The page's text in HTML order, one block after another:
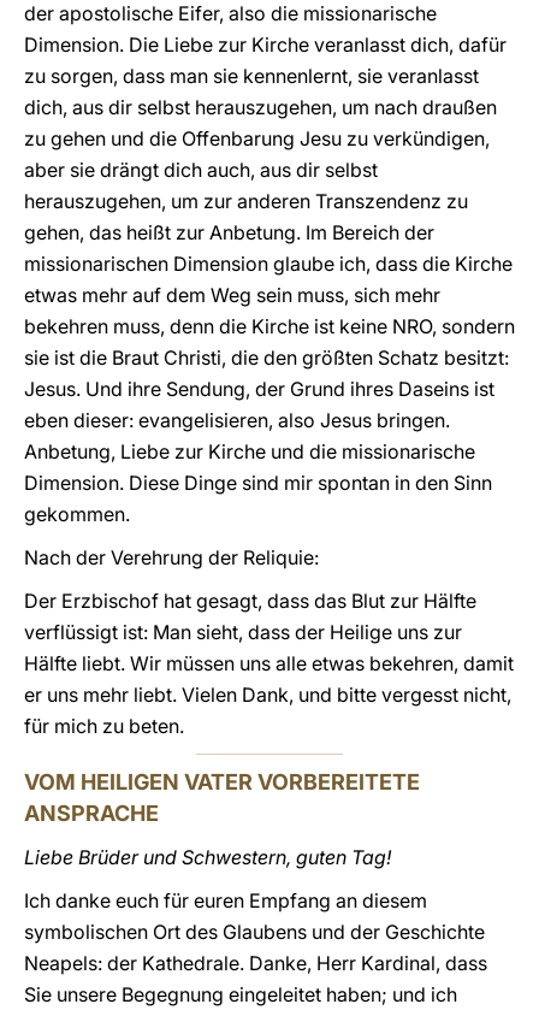
der apostolische Eifer, also die missionarische
Dimension. Die Liebe zur Kirche veranlasst dich, dafür
zu sorgen, dass man sie kennenlernt, sie veranlasst
dich, aus dir selbst herauszugehen, um nach draußen
zu gehen und die Offenbarung Jesu zu verkündigen,
aber sie drängt dich auch, aus dir selbst
herauszugehen, um zur anderen Transzendenz zu
gehen, das heißt zur Anbetung. Im Bereich der
missionarischen Dimension glaube ich, dass die Kirche
etwas mehr auf dem Weg sein muss, sich mehr
bekehren muss, denn die Kirche ist keine NRO, sondern
sie ist die Braut Christi, die den größten Schatz besitzt:
Jesus. Und ihre Sendung, der Grund ihres Daseins ist
eben dieser: evangelisieren, also Jesus bringen.
Anbetung, Liebe zur Kirche und die missionarische
Dimension. Diese Dinge sind mir spontan in den Sinn
gekommen.
Nach der Verehrung der Reliquie:
Der Erzbischof hat gesagt, dass das Blut zur Hälfte
verflüssigt ist: Man sieht, dass der Heilige uns zur
Hälfte liebt. Wir müssen uns alle etwas bekehren, damit
er uns mehr liebt. Vielen Dank, und bitte vergesst nicht,
für mich zu beten.
VOM HEILIGEN VATER VORBEREITETE
ANSPRACHE
Liebe Brüder und Schwestern, guten Tag!
Ich danke euch für euren Empfang an diesem
symbolischen Ort des Glaubens und der Geschichte
Neapels: der Kathedrale. Danke, Herr Kardinal, dass
Sie unsere Begegnung eingeleitet haben; und ich